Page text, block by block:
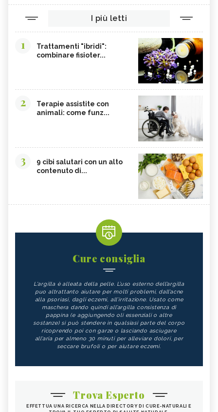
I più letti
1
Trattamenti "ibridi":
combinare fisioter...
2
Terapie assistite con
animali: come funz...
3
9 cibi salutari con un alto
contenuto di...
Cure consiglia
L'argilla è alleata della pelle. L’uso esterno dell’argilla
puo altrattanto aiutare per molti problemi, dall’acne
alla psoriasi, dagli eczemi, all’irritazione. Usato come
maschera dando quindi all’argilla consistenza di
pappina (e aggiungendo oli essenziali o altre
sostanze) si può stendere in qualsiasi parte del corpo
ricoprendo poi con garze o lasciando asciugare
all’aria per almeno 30 minuti per alleviare dolori, per
seccare brufoli o per aiutare eczemi.
Trova Esperto
EFFETTUA UNA RICERCA NELLA DIRECTORY DI CURE-NATURALI E